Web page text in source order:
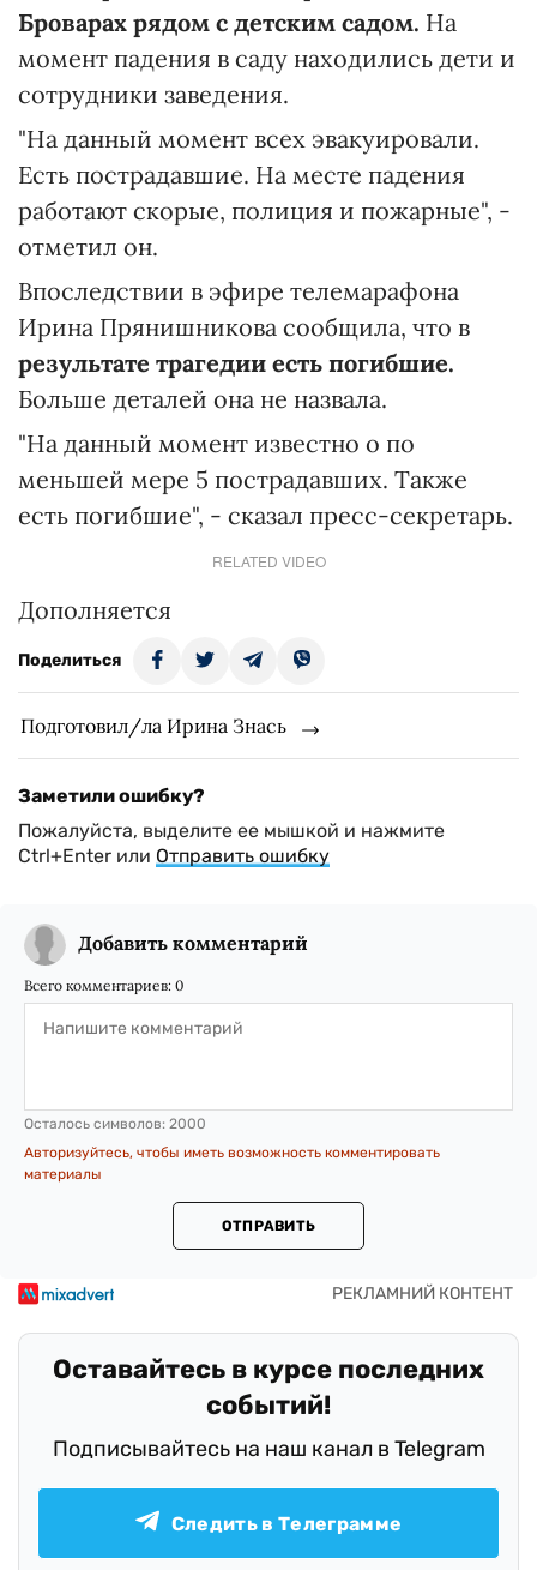
Броварах рядом с детским садом. На
момент падения в саду находились дети и
сотрудники заведения.
"На данный момент всех эвакуировали.
Есть пострадавшие. На месте падения
работают скорые, полиция и пожарные", -
отметил он.
Впоследствии в эфире телемарафона
Ирина Прянишникова сообщила, что в
результате трагедии есть погибшие.
Больше деталей она не назвала.
"На данный момент известно о по
меньшей мере 5 пострадавших. Также
есть погибшие", - сказал пресс-секретарь.
RELATED VIDEO
Дополняется
Поделиться
Подготовил/ла Ирина Знась
Заметили ошибку?
Пожалуйста, выделите ее мышкой и нажмите
Ctrl+Enter или Отправить ошибку
Добавить комментарий
Всего комментариев: 0
Осталось символов: 2000
Авторизуйтесь, чтобы иметь возможность комментировать
материалы
ОТПРАВИТЬ
Оставайтесь в курсе последних
событий!
Подписывайтесь на наш канал в Telegram
Следить в Телеграмме